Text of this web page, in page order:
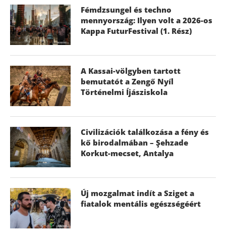
Fémdzsungel és techno
mennyország: Ilyen volt a 2026-os
Kappa FuturFestival (1. Rész)
A Kassai-völgyben tartott
bemutatót a Zengő Nyíl
Történelmi Íjásziskola
Civilizációk találkozása a fény és
kő birodalmában – Şehzade
Korkut-mecset, Antalya
Új mozgalmat indít a Sziget a
fiatalok mentális egészségéért